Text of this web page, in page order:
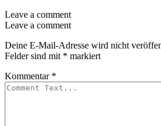
Leave a comment
Leave a comment
Deine E-Mail-Adresse wird nicht
Felder sind mit * markiert
Kommentar *